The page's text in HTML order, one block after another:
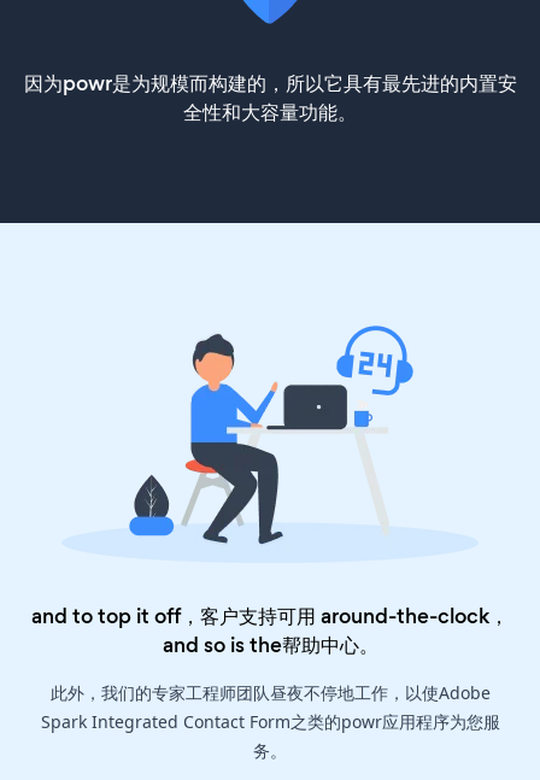
因为powr是为规模而构建的，所以它具有最先进的内置安
全性和大容量功能。
and to top it off，客户支持可用 around-the-clock，
and so is the帮助中心。
此外，我们的专家工程师团队昼夜不停地工作，以使Adobe
Spark Integrated Contact Form之类的powr应用程序为您服
务。